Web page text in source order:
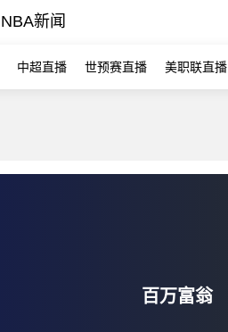
NBA新闻
中超直播 世预赛直播 美职联直播
百万富翁